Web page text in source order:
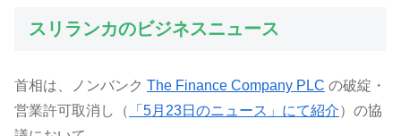
スリランカのビジネスニュース
首相は、ノンバンク The Finance Company PLC の破綻・
営業許可取消し（
「5月23日のニュース」にて紹介）の協